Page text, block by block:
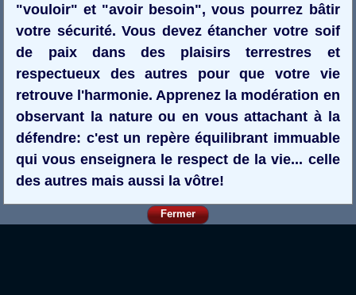
"vouloir" et "avoir besoin", vous pourrez bâtir
votre sécurité. Vous devez étancher votre soif
de paix dans des plaisirs terrestres et
respectueux des autres pour que votre vie
retrouve l'harmonie. Apprenez la modération en
observant la nature ou en vous attachant à la
défendre: c'est un repère équilibrant immuable
qui vous enseignera le respect de la vie... celle
des autres mais aussi la vôtre!